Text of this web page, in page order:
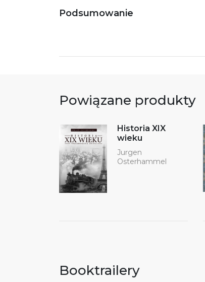
Podsumowanie
Powiązane produkty
Historia XIX
wieku
Jurgen
Osterhammel
Booktrailery